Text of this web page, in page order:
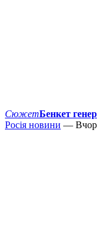
СюжетБенкет
Росія новини —